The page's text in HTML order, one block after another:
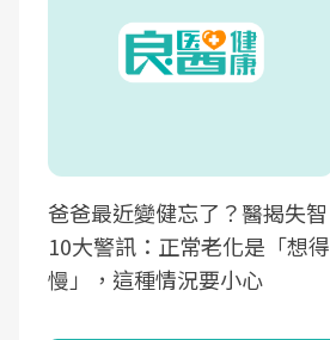
爸爸最近變健忘了？醫揭失智
10大警訊：正常老化是「想得
慢」，這種情況要小心